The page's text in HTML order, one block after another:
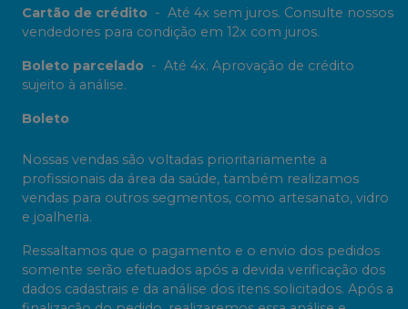
Cartão de crédito - Até 4x sem juros. Consulte nossos
vendedores para condição em 12x com juros.
Boleto parcelado - Até 4x. Aprovação de crédito
sujeito à análise.
Boleto
Nossas vendas são voltadas prioritariamente a
profissionais da área da saúde, também realizamos
vendas para outros segmentos, como artesanato, vidro
e joalheria.
Ressaltamos que o pagamento e o envio dos pedidos
somente serão efetuados após a devida verificação dos
dados cadastrais e da análise dos itens solicitados. Após a